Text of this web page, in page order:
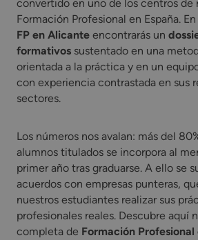
convertido en uno de los centros de
Formación Profesional en España.
FP en Alicante encontrarás un
formativos sustentado en una
orientada a la práctica y en un
con experiencia contrastada en sus
sectores.
Los números nos avalan: más del
alumnos titulados se incorpora al
primer año tras graduarse. A ello se
acuerdos con empresas punteras,
nuestros estudiantes realizar sus
profesionales reales. Descubre aquí
completa de Formación